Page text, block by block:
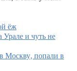
ёж
Урале и чуть не
Москву, попали в